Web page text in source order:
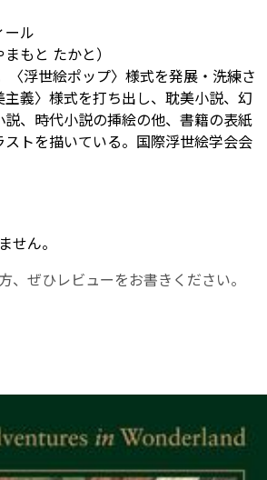
ル
もと たかと）
〈浮世絵ポップ〉様式を発展・洗練さ
義〉様式を打ち出し、耽美小説、幻
、時代小説の挿絵の他、書籍の表紙
トを描いている。国際浮世絵学会会
せん。
、ぜひレビューをお書きください。